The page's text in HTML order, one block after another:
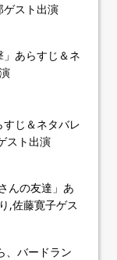
ゲスト出演
あらすじ＆ネ
じ＆ネタバレ
スト出演
んの友達」あ
,佐藤寛子ゲス
、バードラン